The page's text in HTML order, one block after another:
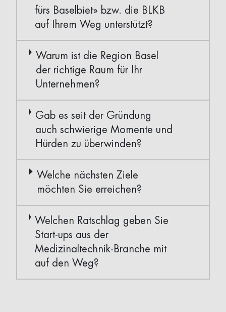
fürs Baselbiet» bzw. die BLKB
auf Ihrem Weg unterstützt?
Warum ist die Region Basel
der richtige Raum für Ihr
Unternehmen?
Gab es seit der Gründung
auch schwierige Momente und
Hürden zu überwinden?
Welche nächsten Ziele
möchten Sie erreichen?
Welchen Ratschlag geben Sie
Start-ups aus der
Medizinaltechnik-Branche mit
auf den Weg?